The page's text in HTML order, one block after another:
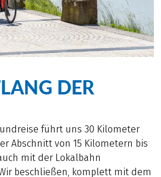
DER
führt uns 30 Kilometer
Abschnitt von 15 Kilometern bis
mit der Lokalbahn
beschließen, komplett mit dem